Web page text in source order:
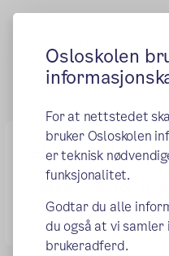
Osloskolen
For at nettstedet
bruker Osloskolen
er teknisk
funksjonalitet.
Godtar du alle
du også at vi
brukeradferd.
Publisert: 31.01.2020
Relevante lenker
Direktorater for
(ekstern lenke)